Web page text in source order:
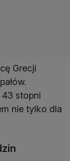
Grecji
43 stopni
nie tylko dla